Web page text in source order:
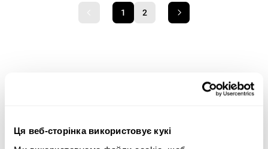
Ця веб-сторінка використовує кукі
1 2
Широкий асортимент важкої техніки — оптимальні
будівництво,транспорт,сільське господарство